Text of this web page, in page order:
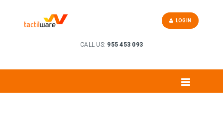
CALL US: 955 453 093
LOGIN